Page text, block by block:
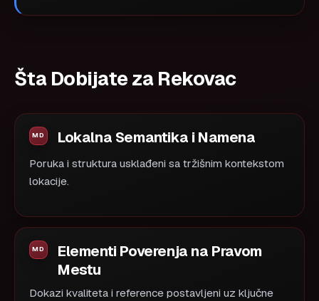
Šta Dobijate za Rekovac
Lokalna Semantika i Namena
Poruka i struktura usklađeni sa tržišnim kontekstom
lokacije.
Elementi Poverenja na Pravom
Mestu
Dokazi kvaliteta i reference postavljeni uz ključne